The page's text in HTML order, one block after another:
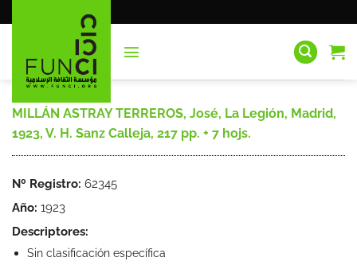
al
MILLÁN ASTRAY TERREROS, José, La Legión, Madrid,
1923, V. H. Sanz Calleja, 217 pp. + 7 hojs.
Nº Registro: 62345
Año: 1923
Descriptores:
Sin clasificación específica